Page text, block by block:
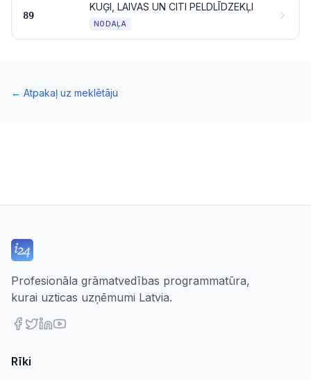
89
KUĢI, LAIVAS UN CITI PELDLĪDZEKĻI
NODAĻA
← Atpakaļ uz meklētāju
Profesionāla grāmatvedības programmatūra,
kurai uzticas uzņēmumi Latvia.
Rīki